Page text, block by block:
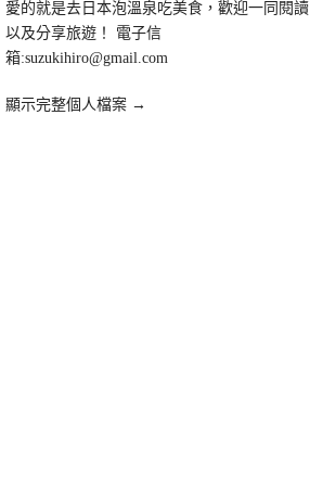
愛的就是去日本泡溫泉吃美食，歡迎一同閱讀
以及分享旅遊！ 電子信
箱:suzukihiro@gmail.com
顯示完整個人檔案 →